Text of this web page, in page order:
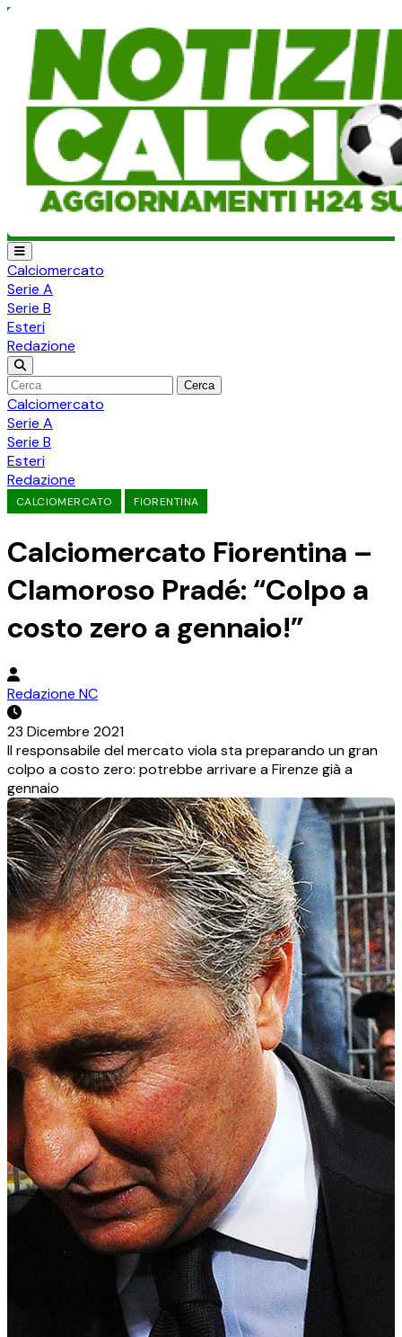
Calciomercato
Serie A
Serie B
Esteri
Redazione
Cerca
Calciomercato
Serie A
Serie B
Esteri
Redazione
CALCIOMERCATO FIORENTINA
Calciomercato Fiorentina –
Clamoroso Pradé: “Colpo a
costo zero a gennaio!”
Redazione NC
23 Dicembre 2021
Il responsabile del mercato viola sta preparando un gran
colpo a costo zero: potrebbe arrivare a Firenze già a
gennaio